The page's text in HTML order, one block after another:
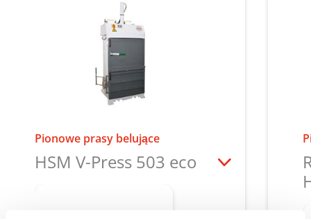
Pionowe prasy belujące
HSM V-Press 503 eco